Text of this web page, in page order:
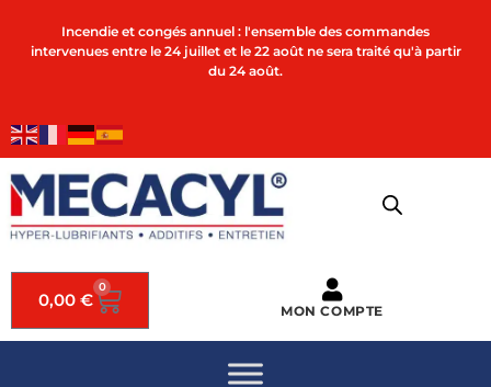
Incendie et congés annuel : l'ensemble des commandes
intervenues entre le 24 juillet et le 22 août ne sera traité qu'à partir
du 24 août.
0,00 €
0
MON COMPTE